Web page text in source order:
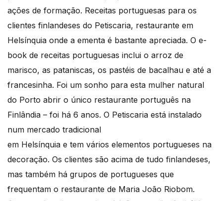
ações de formação. Receitas portuguesas para os
clientes finlandeses do Petiscaria, restaurante em
Helsínquia onde a ementa é bastante apreciada. O e-
book de receitas portuguesas inclui o arroz de
marisco, as pataniscas, os pastéis de bacalhau e até a
francesinha. Foi um sonho para esta mulher natural
do Porto abrir o único restaurante português na
Finlândia – foi há 6 anos. O Petiscaria está instalado
num mercado tradicional
em Helsínquia e tem vários elementos portugueses na
decoração. Os clientes são acima de tudo finlandeses,
mas também há grupos de portugueses que
frequentam o restaurante de Maria João Riobom.